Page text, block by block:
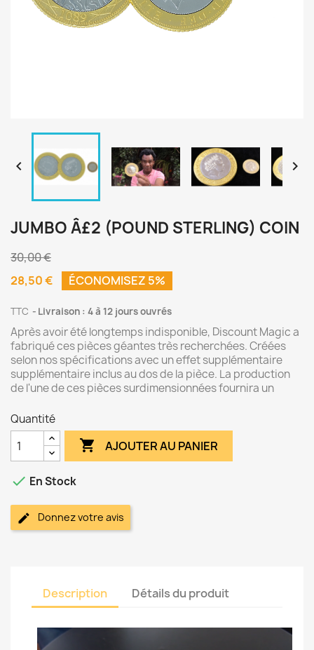
 
JUMBO Â£2 (POUND STERLING) COIN
30,00 €
28,50 €
ÉCONOMISEZ 5%
TTC Livraison : 4 à 12 jours ouvrés
Après avoir été longtemps indisponible, Discount Magic a
fabriqué ces pièces géantes très recherchées. Créées
selon nos spécifications avec un effet supplémentaire
supplémentaire inclus au dos de la pièce. La production
de l'une de ces pièces surdimensionnées fournira un
Quantité
 AJOUTER AU PANIER
 En Stock
Donnez votre avis
Description Détails du produit